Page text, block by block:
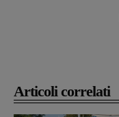
Articoli correlati